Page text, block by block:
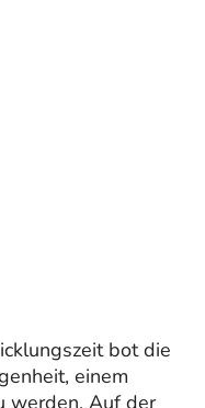
bot die
einem